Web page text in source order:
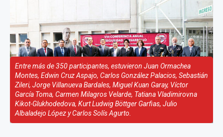
Entre más de 350 participantes, estuvieron Juan Ormachea
Montes, Edwin Cruz Aspajo, Carlos González Palacios, Sebastián
Zileri, Jorge Villanueva Bardales, Miguel Kuan Garay, Víctor
García Toma, Carmen Milagros Velarde, Tatiana Vladimirovna
Kikot-Glukhodedova, Kurt Ludwig Böttger Garfias, Julio
Albaladejo López y Carlos Solís Agurto.